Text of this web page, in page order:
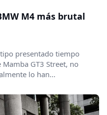
M4 más brutal
presentado tiempo
GT3 Street, no
lo han...